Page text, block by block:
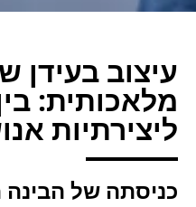
עיצוב בעידן
מלאכותית:
ליצירתיות
כניסתה של